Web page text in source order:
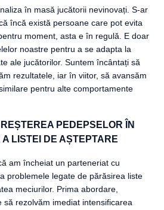
în masă jucătorii nevinovați. S-ar
încă există persoane care pot evita
moment, asta e în regulă. E doar
noastre pentru a se adapta la
ale jucătorilor. Suntem încântați să
rezultatele, iar în viitor, să avansăm
pentru alte comportamente
PEDEPSELOR ÎN
LISTEI DE AȘTEPTARE
am încheiat un parteneriat cu
problemele legate de părăsirea liste
meciurilor. Prima abordare,
să rezolvăm imediat intensificarea